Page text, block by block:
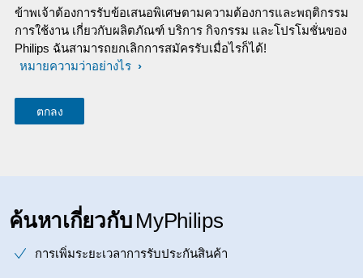
ข้าพเจ้าต้องการรับข้อเสนอพิเศษตามความต้องการและพฤติกรรม
การใช้งาน เกี่ยวกับผลิตภัณฑ์ บริการ กิจกรรม และโปรโมชั่นของ
Philips ฉันสามารถยกเลิกการสมัครรับเมื่อไรก็ได้!
หมายความว่าอย่างไร
ค้นหาเกี่ยวกับ MyPhilips
การเพิ่มระยะเวลาการรับประกันสินค้า